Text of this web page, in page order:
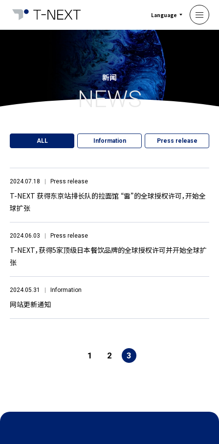
Language
新闻
NEWS
ALL Information Press release
2024.07.18 Press release
T-NEXT 获得东京站排长队的拉面馆 “雷”的全球授权许可，开始全
球扩张
2024.06.03 Press release
T-NEXT，获得5家顶级日本餐饮品牌的全球授权许可并开始全球扩
张
2024.05.31 Information
网站更新通知
1 2 3